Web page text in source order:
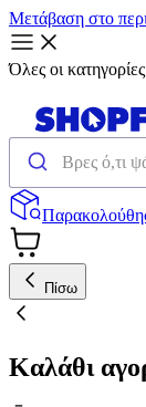
Μετάβαση στο
Όλες οι κατηγορίες
Πίσω
Καλάθι